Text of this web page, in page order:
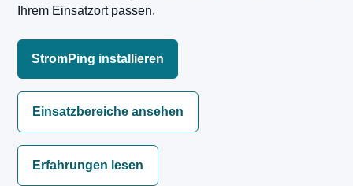
Ihrem Einsatzort passen.
StromPing installieren
Einsatzbereiche ansehen
Erfahrungen lesen